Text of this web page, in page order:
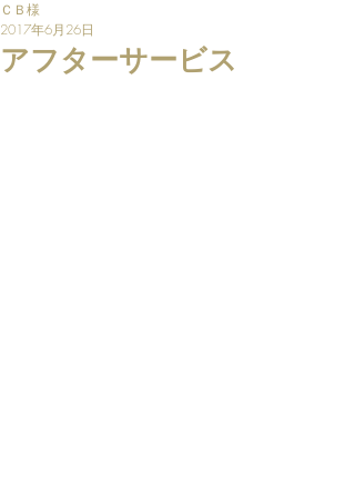
アフターサービス
ＣＢ様
2017年6月26日